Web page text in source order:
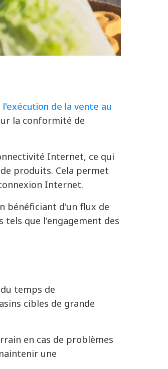
de la vente au
la conformité de
Internet, ce qui
produits. Cela permet
Internet.
bénéficiant d'un flux de
que l'engagement des
temps de
cibles de grande
en cas de problèmes
une